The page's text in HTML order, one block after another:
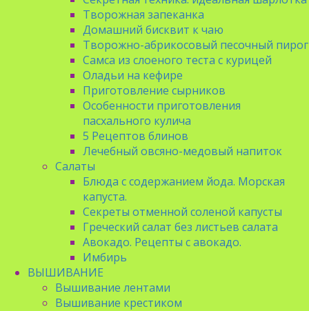
Творожная запеканка
Домашний бисквит к чаю
Творожно-абрикосовый песочный пирог
Самса из слоеного теста с курицей
Оладьи на кефире
Приготовление сырников
Особенности приготовления
пасхального кулича
5 Рецептов блинов
Лечебный овсяно-медовый напиток
Салаты
Блюда с содержанием йода. Морская
капуста.
Секреты отменной соленой капусты
Греческий салат без листьев салата
Авокадо. Рецепты с авокадо.
Имбирь
ВЫШИВАНИЕ
Вышивание лентами
Вышивание крестиком